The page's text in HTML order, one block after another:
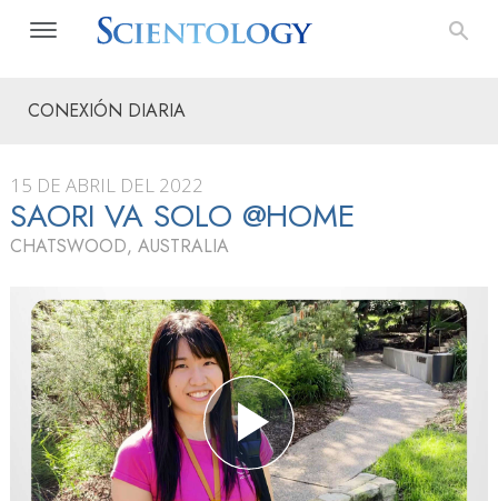
CONEXIÓN DIARIA
15 DE ABRIL DEL 2022
SAORI VA SOLO @HOME
CHATSWOOD, AUSTRALIA